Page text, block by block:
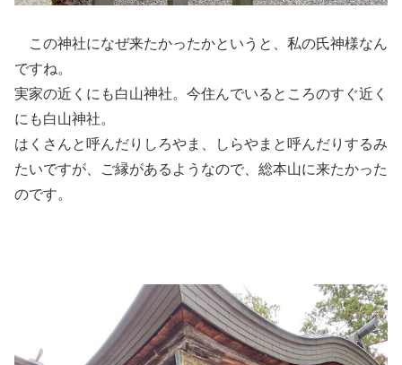
この神社になぜ来たかったかというと、私の氏神様なん
ですね。
実家の近くにも白山神社。今住んでいるところのすぐ近く
にも白山神社。
はくさんと呼んだりしろやま、しらやまと呼んだりするみ
たいですが、ご縁があるようなので、総本山に来たかった
のです。